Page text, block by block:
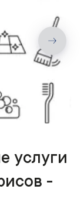
Next
услуги
-